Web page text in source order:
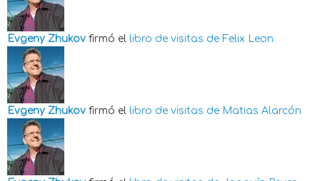
Evgeny Zhukov firmó el libro de visitas de Felix Leon
Evgeny Zhukov firmó el libro de visitas de Matias Alarcón